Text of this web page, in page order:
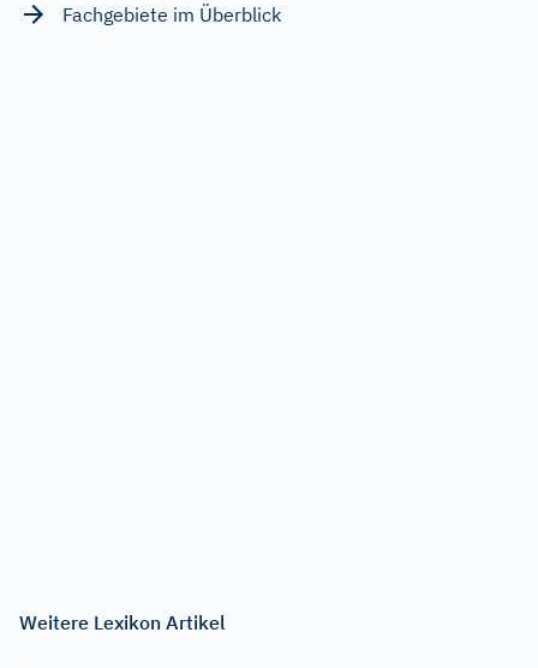
Fachgebiete im Überblick
Weitere Lexikon Artikel